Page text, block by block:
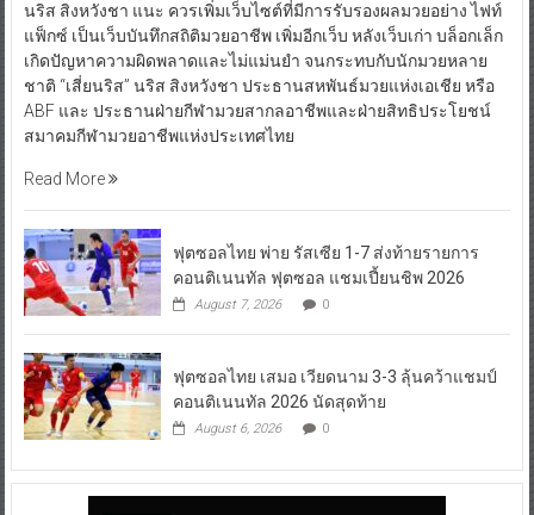
นริส สิงหวังชา แนะ ควรเพิ่มเว็บไซต์ที่มีการรับรองผลมวยอย่าง ไฟท์
แฟ็กซ์ เป็นเว็บบันทึกสถิติมวยอาชีพ เพิ่มอีกเว็บ หลังเว็บเก่า บล็อกเล็ก
เกิดปัญหาความผิดพลาดและไม่แม่นยำ จนกระทบกับนักมวยหลาย
ชาติ “เสี่ยนริส” นริส สิงหวังชา ประธานสหพันธ์มวยแห่งเอเชีย หรือ
ABF และ ประธานฝ่ายกีฬามวยสากลอาชีพและฝ่ายสิทธิประโยชน์
สมาคมกีฬามวยอาชีพแห่งประเทศไทย
Read More
ฟุตซอลไทย พ่าย รัสเซีย 1-7 ส่งท้ายรายการ
คอนติเนนทัล ฟุตซอล แชมเปี้ยนชิพ 2026
August 7, 2026 0
ฟุตซอลไทย เสมอ เวียดนาม 3-3 ลุ้นคว้าแชมป์
คอนติเนนทัล 2026 นัดสุดท้าย
August 6, 2026 0